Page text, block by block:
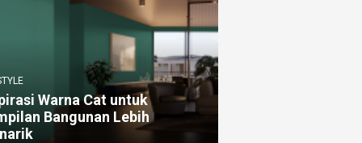
Warna Cat untuk
Bangunan Lebih